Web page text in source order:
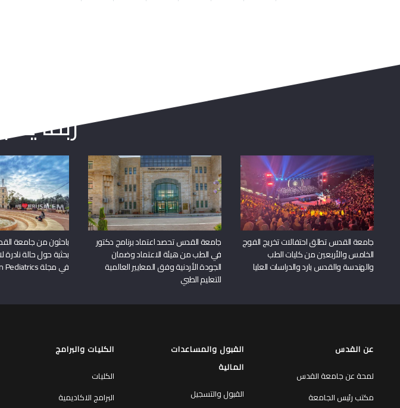
ربما
جامعة القدس تطلق احتفالات تخريج الفوج
الخامس والأربعين من كليات الطب
والهندسة والقدس بارد والدراسات العليا
جامعة القدس تحصد اعتماد برنامج دكتور
في الطب من هيئة الاعتماد وضمان
الجودة الأردنية وفق المعايير العالمية
للتعليم الطبي
باحثون من جامعة
بحثية حول حالة نادرة
في مجلة Frontiers in Pediatrics
عن القدس
لمحة عن جامعة القدس
مكتب رئيس الجامعة
القبول والمساعدات
المالية
القبول والتسجيل
الكليات والبرامج
الكليات
البرامج الاكاديمية